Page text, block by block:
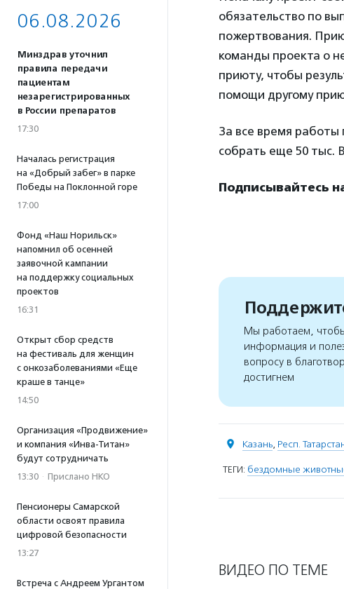
06.08.2026
Минздрав уточнил
правила передачи
пациентам
незарегистрированных
в России препаратов
17:30
Началась регистрация
на «Добрый забег» в парке
Победы на Поклонной горе
17:00
Фонд «Наш Норильск»
напомнил об осенней
заявочной кампании
на поддержку социальных
проектов
16:31
Открыт сбор средств
на фестиваль для женщин
с онкозаболеваниями «Еще
краше в танце»
14:50
Организация «Продвижение»
и компания «Инва-Титан»
будут сотрудничать
13:30 · Прислано НКО
Пенсионеры Самарской
области освоят правила
цифровой безопасности
13:27
Встреча с Андреем Ургантом
обязательство по
пожертвования.
команды проекта о
приюту, чтобы
помощи другому
За все время работы
собрать еще 50 тыс.
Подписывайтесь
Мы работаем, чтобы
информация и
вопросу в
достигнем
Казань, Респ.
ТЕГИ: бездомные
ВИДЕО ПО ТЕМЕ